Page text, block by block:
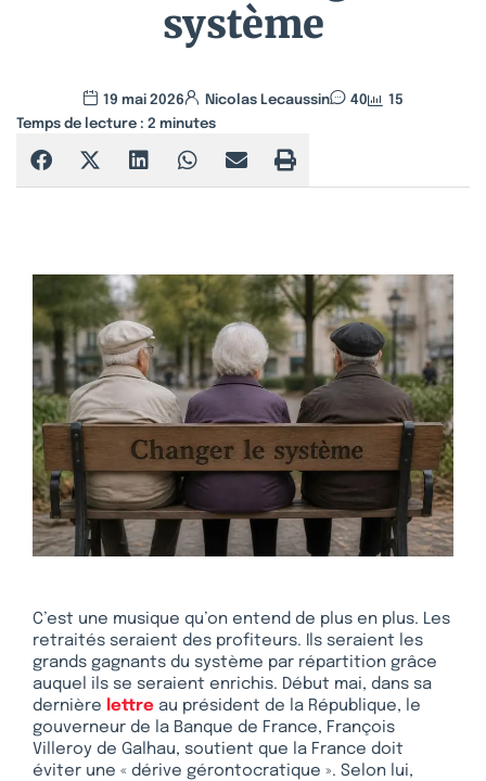
système
19 mai 2026 Nicolas Lecaussin 40
15
Temps de lecture : 2 minutes
C’est une musique qu’on entend de plus en plus. Les
retraités seraient des profiteurs. Ils seraient les
grands gagnants du système par répartition grâce
auquel ils se seraient enrichis. Début mai, dans sa
dernière lettre au président de la République, le
gouverneur de la Banque de France, François
Villeroy de Galhau, soutient que la France doit
éviter une « dérive gérontocratique ». Selon lui,